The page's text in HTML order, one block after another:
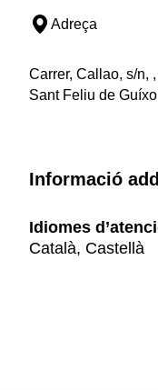
Adreça
Carrer, Callao, s/n,
Sant Feliu de
Informació
Idiomes
Català, Castellà